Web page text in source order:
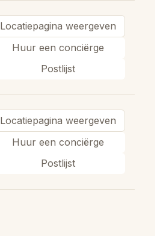
Locatiepagina weergeven
Huur een conciërge
Postlijst
Locatiepagina weergeven
Huur een conciërge
Postlijst